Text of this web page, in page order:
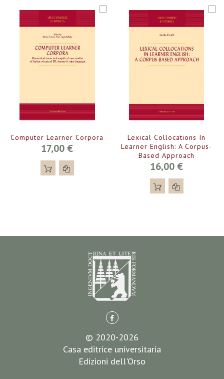
Computer Learner Corpora
17,00 €
Lexical Collocations In
Learner English: A Corpus-
Based Approach
16,00 €
© 2020-2026
Casa editrice universitaria
Edizioni dell'Orso